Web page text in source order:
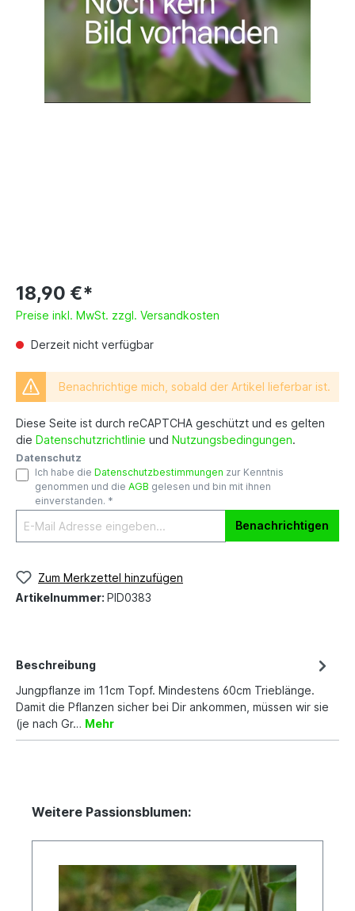
18,90 €*
Preise inkl. MwSt. zzgl. Versandkosten
Derzeit nicht verfügbar
Benachrichtige mich, sobald der Artikel lieferbar ist.
Diese Seite ist durch reCAPTCHA geschützt und es gelten
die Datenschutzrichtlinie und Nutzungsbedingungen.
Datenschutz
Ich habe die Datenschutzbestimmungen zur Kenntnis
genommen und die AGB gelesen und bin mit ihnen
einverstanden. *
Benachrichtigen
Zum Merkzettel hinzufügen
Artikelnummer: PID0383
Beschreibung
Jungpflanze im 11cm Topf. Mindestens 60cm Trieblänge.
Damit die Pflanzen sicher bei Dir ankommen, müssen wir sie
(je nach Gr… Mehr
Weitere Passionsblumen: